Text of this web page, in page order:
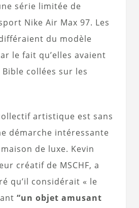
série limitée de
Nike Air Max 97. Les
du modèle
le fait qu’elles avaient
collées sur les
artistique est sans
démarche intéressante
de luxe. Kevin
créatif de MSCHF, a
qu’il considérait « le
“un objet amusant